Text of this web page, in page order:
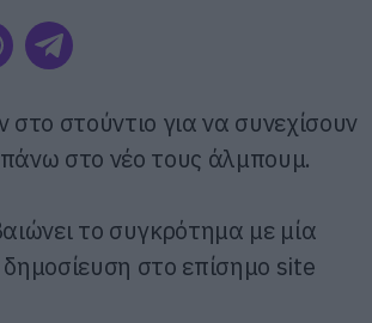
στούντιο για να συνεχίσουν
στο νέο τους άλμπουμ.
το συγκρότημα με μία
δημοσίευση στο επίσημο site